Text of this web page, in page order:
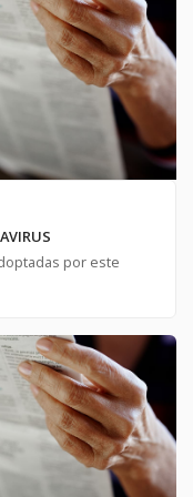
por este